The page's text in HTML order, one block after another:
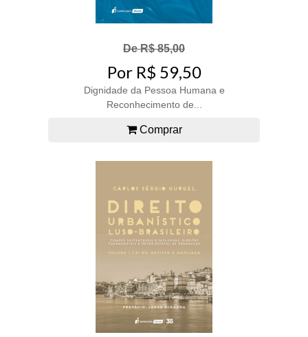
De R$ 85,00
Por R$ 59,50
Dignidade da Pessoa Humana e
Reconhecimento de...
Comprar